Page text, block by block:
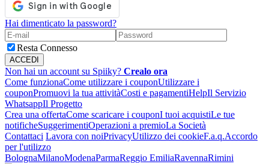
Hai dimenticato la password?
Resta Connesso
Non hai un account su Spiiky? Crealo ora
Come funzionaCome utilizzare i couponUtilizzare i
couponPromuovi la tua attivitàCosti e pagamentiHelpIl Servizio
WhatsappIl Progetto
Crea una offertaCome scaricare i couponI tuoi acquistiLe tue
notificheSuggerimentiOperazioni a premioLa Società
Contattaci Lavora con noiPrivacyUtilizzo dei cookieF.a.q.Accordo
per l'utilizzo
BolognaMilanoModenaParmaReggio EmiliaRavennaRimini